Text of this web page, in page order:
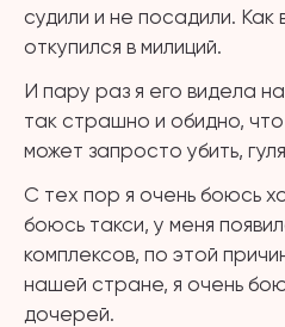
судили и не посадили. Как
откупился в милиций.
И пару раз я его видела
так страшно и обидно,
может запросто убить,
С тех пор я очень боюсь
боюсь такси, у меня
комплексов, по этой
нашей стране, я очень
дочерей.